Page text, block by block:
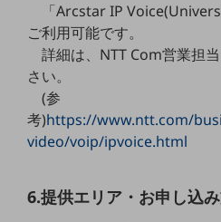
キーワードで探す
モバイルTOP
法人向けスマホ・携帯に関する、
おすすめの機種、料金やサービスをご紹介
製品
製品TOP
タフネススマートフォン
「Arcstar IP
ご利用可能です。
詳細は、NTT Com営業担
さい。
(参
考)https://www.ntt.com/
video/voip/ipvoice.html
6.提供エリア・お申し込